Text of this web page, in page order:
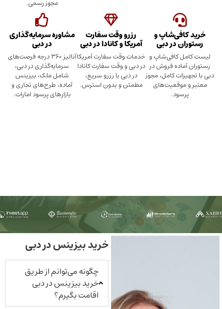
و
در دبی
و
فروش در
کامل، مجوز
رزرو وقت سفارت
آمریکا و کانادا در دبی
خدمات وقت سفارت آمریکا
در دبی و وقت سفارت کانادا
در دبی با رزرو سریع،
مطمئن و بدون استرس.
مشاوره سرمایه‌گذاری
در دبی
آنالیز ۳۶۰ درجه فرصت‌های
سرمایه‌گذاری در دبی،
شامل ملک، بیزینس
آماده، طرح‌های تجاری و
بازارهای پرسود امارات.
خرید بیزینس در دبی
چگونه می‌توانم از طریق
خرید بیزینس در دبی
اقامت بگیرم؟